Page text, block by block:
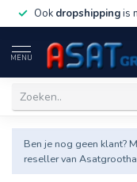
Ook dropshippingis
MENU
Ben je nog geen klant?
reseller van